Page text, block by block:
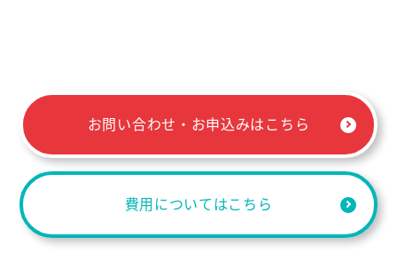
お問い合わせ・お申込みはこちら
費用についてはこちら